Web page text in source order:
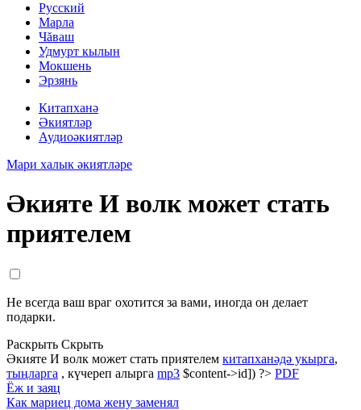
Русский
Марла
Чăваш
Удмурт кылын
Мокшень
Эрзянь
Китапханә
Әкиятләр
Аудиоәкиятләр
Мари халык әкиятләре
Әкияте И волк может стать
приятелем
Не всегда ваш враг охотится за вами, иногда он делает
подарки.
Раскрыть Скрыть
Әкияте И волк может стать приятелем китапханәдә укырга,
тыңларга , күчереп алырга mp3 $content->id]) ?> PDF
Ёж и заяц
Как мариец дома жену заменял